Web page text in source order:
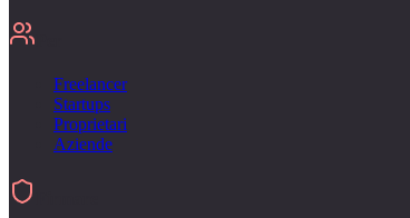
Freelancer
Startups
Proprietari
Aziende